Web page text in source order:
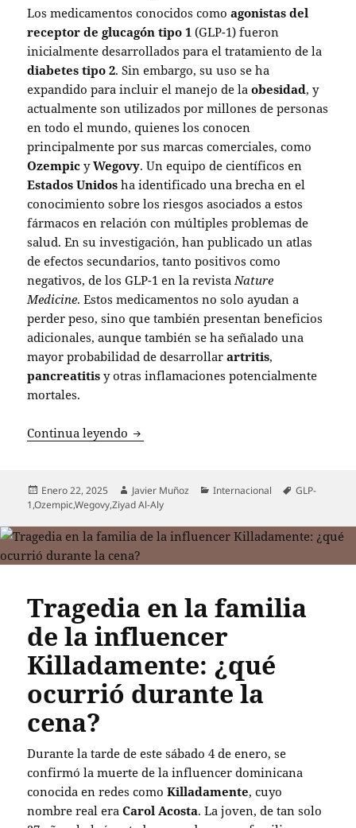
Los medicamentos conocidos comoagonistas del
receptor de glucagón tipo 1 (GLP-1) fueron
inicialmente desarrollados para el tratamiento de la
diabetes tipo 2. Sin embargo, su uso se ha
expandido para incluir el manejo de laobesidad, y
actualmente son utilizados por millones de personas
en todo el mundo, quienes los conocen
principalmente por sus marcas comerciales, como
Ozempic yWegovy. Un equipo de científicos en
Estados Unidos ha identificado una brecha en el
conocimiento sobre los riesgos asociados a estos
fármacos en relación con múltiples problemas de
salud. En su investigación, han publicado un atlas
de efectos secundarios, tanto positivos como
negativos, de los GLP-1 en la revistaNature
Medicine. Estos medicamentos no solo ayudan a
perder peso, sino que también presentan beneficios
adicionales, aunque también se ha señalado una
mayor probabilidad de desarrollarartritis,
pancreatitis y otras inflamaciones potencialmente
mortales.
Continua leyendo Investigación revela riesgos ocultos
Publicado
el
Enero 22, 2025 Autor
Javier Muñoz Categorías
Internacional Etiquetas
GLP-
1,Ozempic,Wegovy,Ziyad Al-Aly
Tragedia en la familia
de la influencer
Killadamente: ¿qué
ocurrió durante la
cena?
Durante la tarde de este sábado 4 de enero, se
confirmó la muerte de la influencer dominicana
conocida en redes comoKilladamente, cuyo
nombre real eraCarol Acosta. La joven, de tan solo